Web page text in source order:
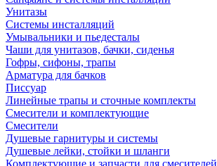
Унитазы
Системы инсталляций
Умывальники и пьедесталы
Чаши для унитазов, бачки, сиденья
Гофры, сифоны, трапы
Арматура для бачков
Писсуар
Линейные трапы и сточные комплекты
Смесители и комплектующие
Смесители
Душевые гарнитуры и системы
Душевые лейки, стойки и шланги
Комплектующие и запчасти для смесителей